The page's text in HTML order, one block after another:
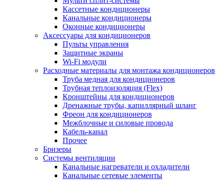
Кассетные кондиционеры
Канальные кондиционеры
Оконные кондиционеры
Аксессуары для кондиционеров
Пульты управления
Защитные экраны
Wi-Fi модули
Расходные материалы для монтажа кондиционеров
Труба медная для кондиционеров
Трубная теплоизоляция (Flex)
Кронштейны для кондиционеров
Дренажные трубы, капиллярный шланг
Фреон для кондиционеров
Межблочные и силовые провода
Кабель-канал
Прочее
Бризеры
Системы вентиляции
Канальные нагреватели и охладители
Канальные сетевые элементы